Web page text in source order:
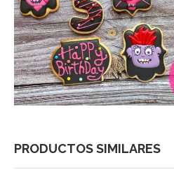
PRODUCTOS SIMILARES